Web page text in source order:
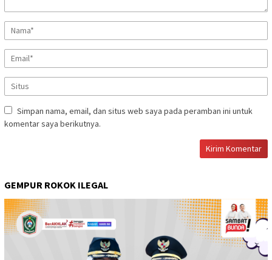
Simpan nama, email, dan situs web saya pada peramban ini untuk
komentar saya berikutnya.
GEMPUR ROKOK ILEGAL